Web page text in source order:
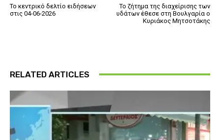
Το κεντρικό δελτίο ειδήσεων
στις 04-06-2026
Το ζήτημα της διαχείρισης των
υδάτων έθεσε στη Βουλγαρία ο
Κυριάκος Μητσοτάκης
RELATED ARTICLES